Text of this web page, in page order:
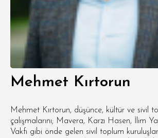
Mehmet Kırtorun
Mehmet Kırtorun, düşünce, kültür ve sivil
çalışmalarını; Mavera, Karzı Hasen, İlim
Vakfı gibi önde gelen sivil toplum